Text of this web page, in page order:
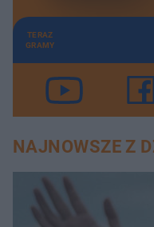
TERAZ
GRAMY
NAJNOWSZE Z